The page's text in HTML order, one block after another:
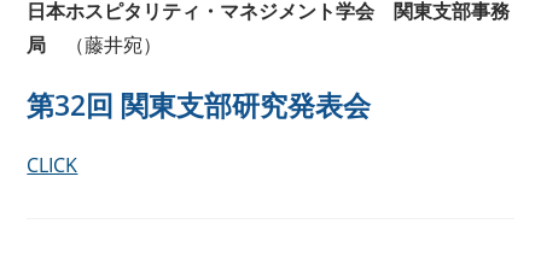
日本ホスピタリティ・マネジメント学会 関東支部事務
局
（藤井宛）
第32回 関東支部研究発表会
CLICK